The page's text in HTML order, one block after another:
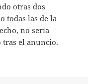
otras dos
todas las de la
no sería
tras el anuncio.